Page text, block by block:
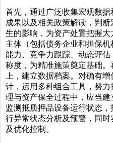
首先，通过广泛收集宏观数
成果以及相关政策解读，判
生的影响，为资产处置把握
主体（包括债务企业和担保
能力、竞争力跟踪、动态评
称度，为精准施策奠定基础
上，建立数据档案。对确有
计，运用多种组合工具，努
理与资产保全过程中，应当建
监测抵质押品设备运行状态
行异常状态分析及预警，同
及优化控制。